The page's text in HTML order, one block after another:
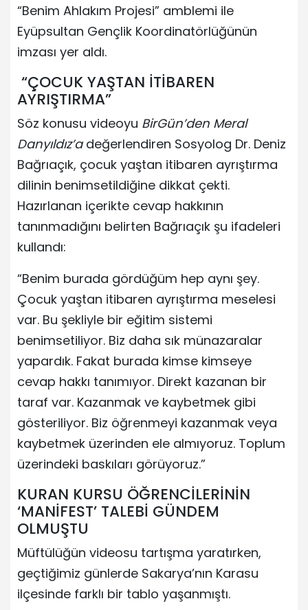
“Benim Ahlakım Projesi” amblemi ile
Eyüpsultan Gençlik Koordinatörlüğünün
imzası yer aldı.
“ÇOCUK YAŞTAN İTİBAREN
AYRIŞTIRMA”
Söz konusu videoyu BirGün’den Meral
Danyıldız’adeğerlendiren Sosyolog Dr. Deniz
Bağrıaçık, çocuk yaştan itibaren ayrıştırma
dilinin benimsetildiğine dikkat çekti.
Hazırlanan içerikte cevap hakkının
tanınmadığını belirten Bağrıaçık şu ifadeleri
kullandı:
“Benim burada gördüğüm hep aynı şey.
Çocuk yaştan itibaren ayrıştırma meselesi
var. Bu şekliyle bir eğitim sistemi
benimsetiliyor. Biz daha sık münazaralar
yapardık. Fakat burada kimse kimseye
cevap hakkı tanımıyor. Direkt kazanan bir
taraf var. Kazanmak ve kaybetmek gibi
gösteriliyor. Biz öğrenmeyi kazanmak veya
kaybetmek üzerinden ele almıyoruz. Toplum
üzerindeki baskıları görüyoruz.”
KURAN KURSU ÖĞRENCİLERİNİN
‘MANİFEST’ TALEBİ GÜNDEM
OLMUŞTU
Müftülüğün videosu tartışma yaratırken,
geçtiğimiz günlerde Sakarya’nın Karasu
ilçesinde farklı bir tablo yaşanmıştı.